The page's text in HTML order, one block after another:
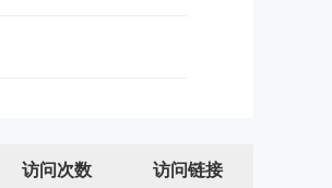
访问次数 访问链接